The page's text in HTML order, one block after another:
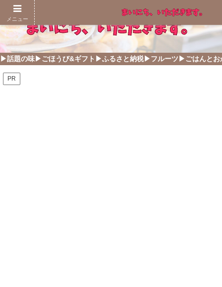
▶話題の味▶ごほうび&ギフト ▶ふるさと納税▶フルーツ ▶ごはんとお
PR
メニュー